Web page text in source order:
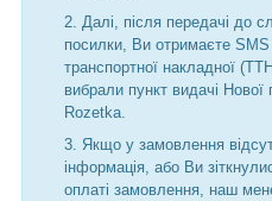
Далі, після передачі до
посилки, Ви отримаєте
транспортної накладної
вибрали пункт видачі
Rozetka.
Якщо у замовлення
інформація, або Ви
оплаті замовлення, наш